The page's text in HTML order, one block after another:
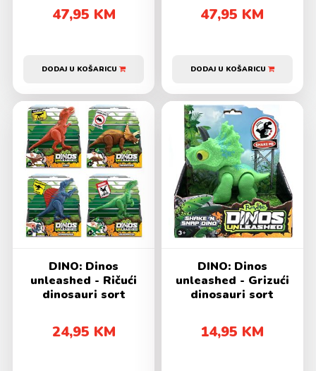
47,95 KM
DODAJ U KOŠARICU
47,95 KM
DODAJ U KOŠARICU
DINO: Dinos
unleashed - Ričući
dinosauri sort
24,95 KM
DINO: Dinos
unleashed - Grizući
dinosauri sort
14,95 KM